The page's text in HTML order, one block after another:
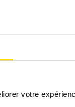
votre